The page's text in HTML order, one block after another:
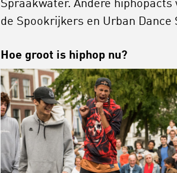
Spraakwater. Andere
de Spookrijkers en Urban Dance
Hoe groot is hiphop nu?